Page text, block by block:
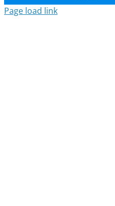
Page load link